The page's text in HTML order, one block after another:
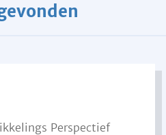
Perspectief